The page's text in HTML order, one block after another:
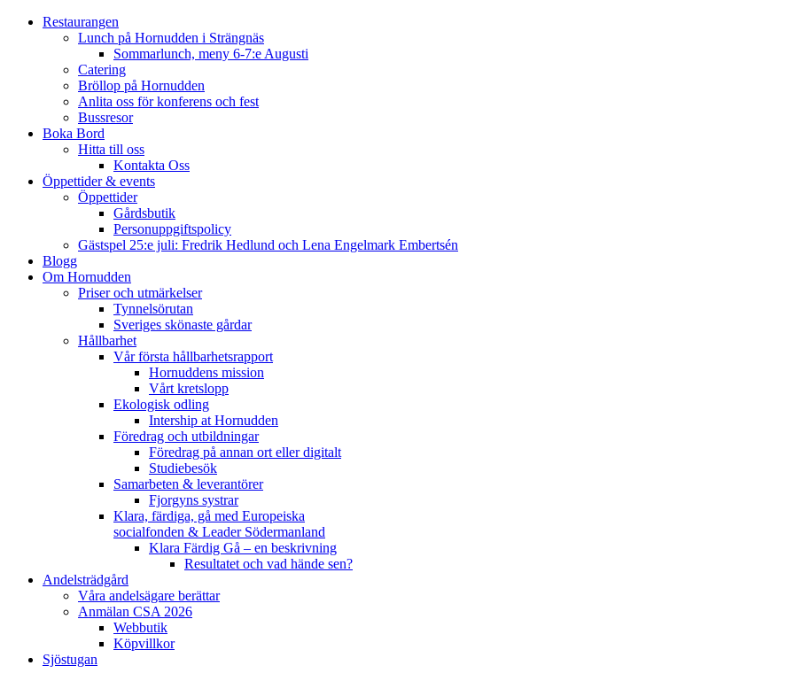
Restaurangen
Lunch på Hornudden i Strängnäs
Sommarlunch, meny 6-7:e Augusti
Catering
Bröllop på Hornudden
Anlita oss för konferens och fest
Bussresor
Boka Bord
Hitta till oss
Kontakta Oss
Öppettider & events
Öppettider
Gårdsbutik
Personuppgiftspolicy
Gästspel 25:e juli: Fredrik Hedlund och Lena Engelmark Embertsén
Blogg
Om Hornudden
Priser och utmärkelser
Tynnelsörutan
Sveriges skönaste gårdar
Hållbarhet
Vår första hållbarhetsrapport
Hornuddens mission
Vårt kretslopp
Ekologisk odling
Intership at Hornudden
Föredrag och utbildningar
Föredrag på annan ort eller digitalt
Studiebesök
Samarbeten & leverantörer
Fjorgyns systrar
Klara, färdiga, gå med Europeiska
socialfonden & Leader Södermanland
Klara Färdig Gå – en beskrivning
Resultatet och vad hände sen?
Andelsträdgård
Våra andelsägare berättar
Anmälan CSA 2026
Webbutik
Köpvillkor
Sjöstugan